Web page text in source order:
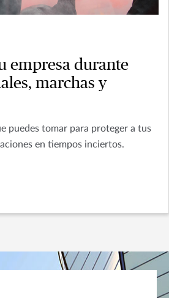
empresa durante
marchas y
puedes tomar para proteger a tus
en tiempos inciertos.